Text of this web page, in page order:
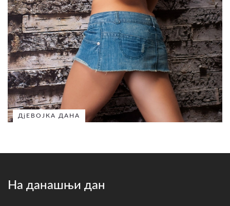
ДјЕВОЈКА ДАНА
На данашњи дан